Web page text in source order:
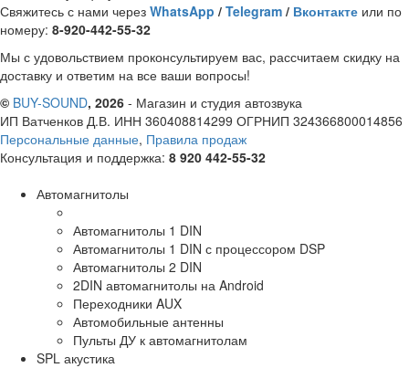
Свяжитесь с нами через WhatsApp / Telegram / Вконтакте или по
номеру: 8-920-442-55-32
Мы с удовольствием проконсультируем вас, рассчитаем скидку на
доставку и ответим на все ваши вопросы!
© BUY-SOUND, 2026 - Магазин и студия автозвука
ИП Ватченков Д.В. ИНН 360408814299 ОГРНИП 324366800014856
Персональные данные, Правила продаж
Консультация и поддержка: 8 920 442-55-32
Автомагнитолы
Автомагнитолы 1 DIN
Автомагнитолы 1 DIN с процессором DSP
Автомагнитолы 2 DIN
2DIN автомагнитолы на Android
Переходники AUX
Автомобильные антенны
Пульты ДУ к автомагнитолам
SPL акустика